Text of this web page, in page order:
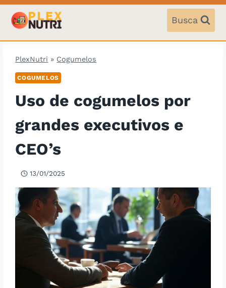
Pular
para
Busca
PlexNutri » Cogumelos
COGUMELOS
Uso de cogumelos por
grandes executivos e
CEO’s
13/01/2025